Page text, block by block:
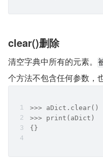
clear()删除
清空字典中所有的元素。
个方法不包含任何参数，
>>> aDict.clear()
>>> print(aDict)
{}